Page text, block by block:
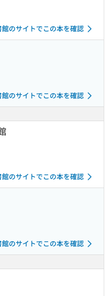
のサイトでこの本を確認
のサイトでこの本を確認
のサイトでこの本を確認
のサイトでこの本を確認